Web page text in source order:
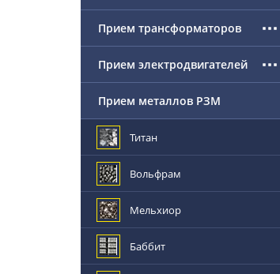
Прием трансформаторов
Прием электродвигателей
Прием металлов РЗМ
Титан
Вольфрам
Мельхиор
Баббит